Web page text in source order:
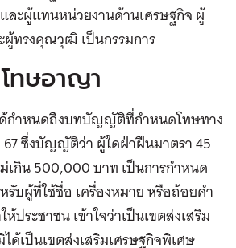
ละผู้แทนหน่วยงานด้านเศรษฐกิจ ผู้
ทรงคุณวุฒิ เป็นกรรมการ
ทษอาญา
กำหนดถึงบทบัญญัติที่กำหนดโทษทาง
ซึ่งบัญญัติว่า ผู้ใดฝ่าฝืนมาตรา 45
เกิน 500,000 บาท เป็นการกำหนด
บผู้ที่ใช้ชื่อ เครื่องหมาย หรือถ้อยคํา
ประชาชน เข้าใจว่าเป็นเขตส่งเสริม
ด้เป็นเขตส่งเสริมเศรษฐกิจพิเศษ